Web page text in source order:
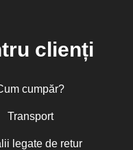
clienți
cumpăr?
Transport
legate de retur